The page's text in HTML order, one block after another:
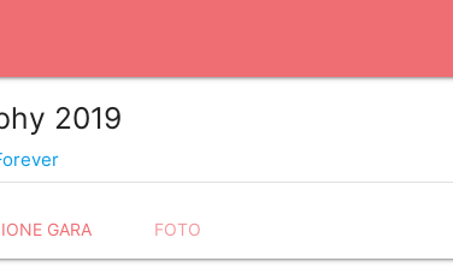
2019
GARA FOTO